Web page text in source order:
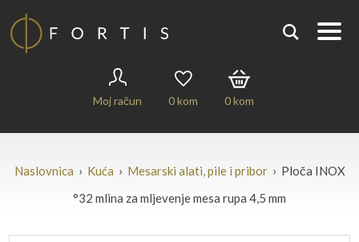
Moj račun 0kom 0kom
Naslovnica › Kuća › Mesarski alati, pile i pribor› Ploča INOX
°32 mlina za mljevenje mesa rupa 4,5 mm